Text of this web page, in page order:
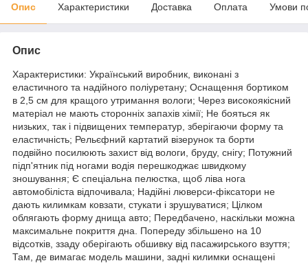
Опис Характеристики Доставка Оплата Умови
Опис
Характеристики: Український виробник, виконані з
еластичного та надійного поліуретану; Оснащення бортиком
в 2,5 см для кращого утримання вологи; Через високоякісний
матеріал не мають сторонніх запахів хімії; Не бояться як
низьких, так і підвищених температур, зберігаючи форму та
еластичність; Рельєфний картатий візерунок та борти
подвійно посилюють захист від вологи, бруду, снігу; Потужний
підп'ятник під ногами водія перешкоджає швидкому
зношування; Є спеціальна пелюстка, щоб ліва нога
автомобіліста відпочивала; Надійні люверси-фіксатори не
дають килимкам ковзати, стукати і зрушуватися; Цілком
облягають форму днища авто; Передбачено, наскільки можна
максимальне покриття дна. Попереду збільшено на 10
відсотків, ззаду оберігають обшивку від пасажирського взуття;
Там, де вимагає модель машини, задні килимки оснащені